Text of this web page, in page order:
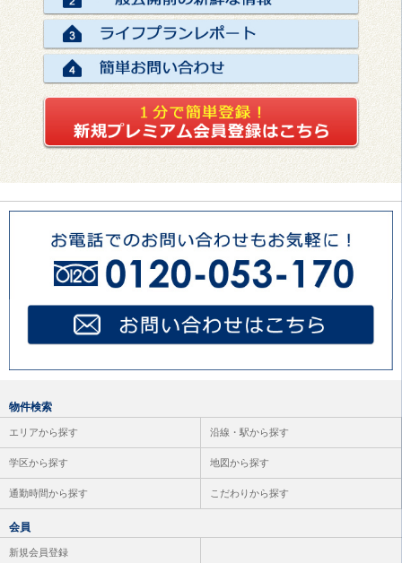
物件検索
エリアから探す 沿線・駅から探す
学区から探す 地図から探す
通勤時間から探す こだわりから探す
会員
新規会員登録